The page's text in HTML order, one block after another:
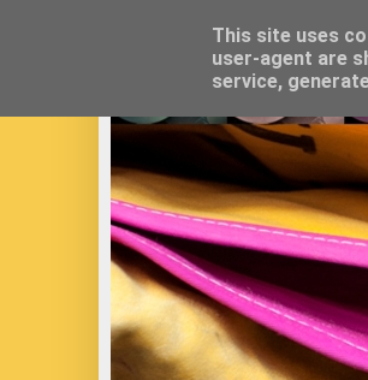
This site uses
user-agent are
service,